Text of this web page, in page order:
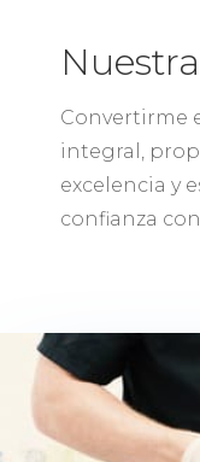
Convertirme
integral,
excelencia y
confianza